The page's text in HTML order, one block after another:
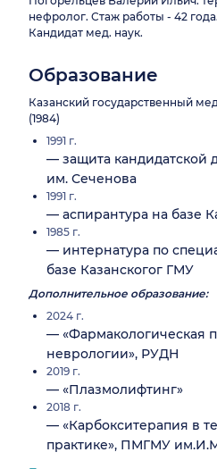
нефролог. Стаж работы - 42
Кандидат мед. наук.
Образование
Казанский государственный
(1984)
1991 г.
— защита
им. Сеченова
1991 г.
— аспирантура на базе
1985 г.
— интернатура по
базе Казанскогог ГМУ
Дополнительное образование:
2024 г.
— «Фармакологическая
неврологии», РУДН
2019 г.
— «Плазмолифтинг»
2018 г.
— «Карбокситерапия в
практике», ПМГМУ